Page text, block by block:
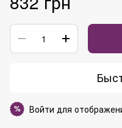
% Войти для